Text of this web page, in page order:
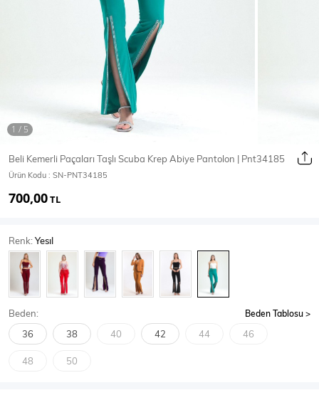
Mont & Kaban
T-Shirt
Body Atlet Crop & Büstiyer
SPOR GİYİM
Beli Kemerli Paçaları Taşlı Scuba Krep Abiye Pantolon | Pnt34185
Ürün Kodu : SN-PNT34185
700,00TL
Renk:Yesıl
Beden: Beden Tablosu
36 38 40 42 44 46
48 50